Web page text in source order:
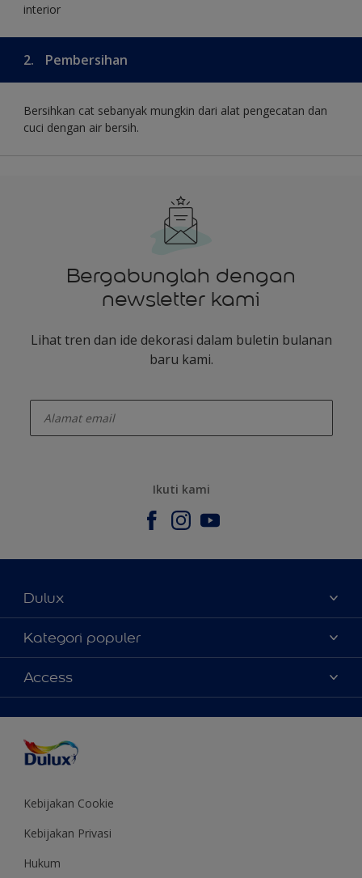
interior
2. Pembersihan
Bersihkan cat sebanyak mungkin dari alat pengecatan dan
cuci dengan air bersih.
Bergabunglah dengan
newsletter kami
Lihat tren dan ide dekorasi dalam buletin bulanan
baru kami.
Ikuti kami
Dulux
Tentang Kami
Contact us
Temukan toko
Kategori populer
Warna
Produk
Inspirasi
Saran Mendekorasi
Colour of the Year
Access
Kebijakan Cookie
Kebijakan Privasi
Hukum